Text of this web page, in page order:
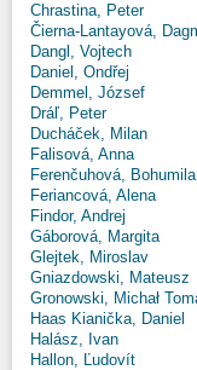
Chrastina, Peter
Čierna-Lantayová,
Dangl, Vojtech
Daniel, Ondřej
Demmel, József
Dráľ, Peter
Ducháček, Milan
Falisová, Anna
Ferenčuhová, Bohumila
Feriancová, Alena
Findor, Andrej
Gáborová, Margita
Glejtek, Miroslav
Gniazdowski, Mateusz
Gronowski, Michał
Haas Kianička, Daniel
Halász, Ivan
Hallon, Ľudovít